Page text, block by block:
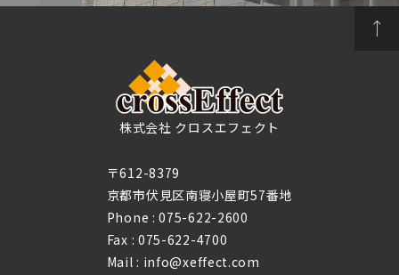
株式会社 クロスエフェクト
〒612-8379
京都市伏見区南寝小屋町57番地
Phone :075-622-2600
Fax : 075-622-4700
Mail : info@xeffect.com